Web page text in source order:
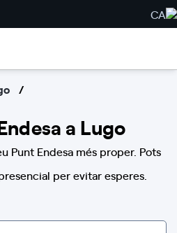
CA
a Lugo
Punt Endesa més proper. Pots
per evitar esperes.